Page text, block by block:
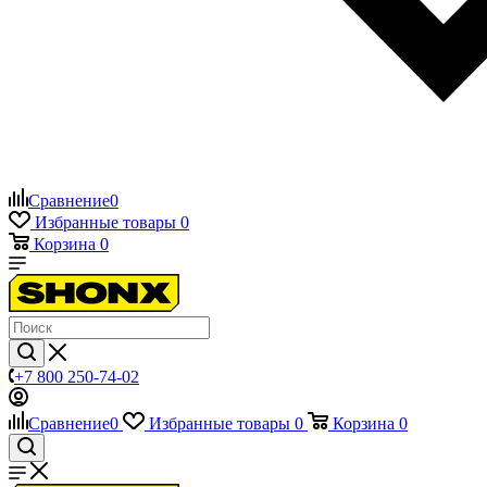
Сравнение0
Избранные товары 0
Корзина 0
+7 800 250-74-02
Сравнение0 Избранные товары 0 Корзина 0